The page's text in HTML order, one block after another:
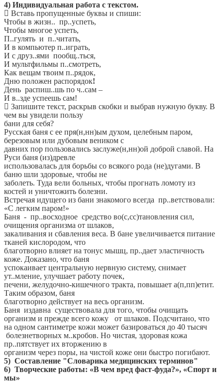
4) Индивидуальная работа с текстом.
 Вставь пропущенные буквы и спиши:
Чтобы в жизн.. пр..успеть,
Чтобы многое успеть,
П..гулять и п..читать,
И в компьютер п..играть,
И с друз..ями пообщ..ться,
И мультфильмы п..смотреть,
Как вещам твоим п..рядок,
Дню положен распорядок!
День распиш..шь по ч..сам –
И в..зде успеешь сам!
 Запишите текст, раскрыв скобки и выбрав нужную букву. В
чем вы увидели пользу
бани для себя?
Русская баня с ее пря(н,нн)ым духом, целебным паром,
березовым или дубовым веником с
давних пор пользовались заслуже(н,нн)ой доброй славой. На
Руси баня (из)древле
использовалась для борьбы со всякого рода (не)дугами. В
баню шли здоровые, чтобы не
заболеть. Туда вели больных, чтобы прогнать ломоту из
костей и уничтожить болезни.
Встречая идущего из бани знакомого всегда пр..ветствовали:
«С легким паром!»
Баня - пр..восходное средство во(с,сс)тановления сил,
очищения организма от шлаков,
закаливания и сбавления веса. В бане увеличивается питание
тканей кислородом, что
благотворно влияет на тонус мышц, пр..дает эластичность
коже. Доказано, что баня
успокаивает центральную нервную систему, снимает
ут..мление, улучшает работу почек,
печени, желудочно-кишечного тракта, повышает а(п,пп)етит.
Таким образом, баня
благотворно действует на весь организм.
Баня издавна существовала для того, чтобы очищать
организм и прежде всего кожу от шлаков. Подсчитано, что
на одном сантиметре кожи может базироваться до 40 тысяч
болезнетворных м..кробов. Но чистая, здоровая кожа
пр..пятствует их вторжению в
организм через поры, на чистой коже они быстро погибают.
5) Составление "Словарика медицинских терминов"
6) Творческие работы: «В чем вред фаст-фуда?», «Спорт и
мы»